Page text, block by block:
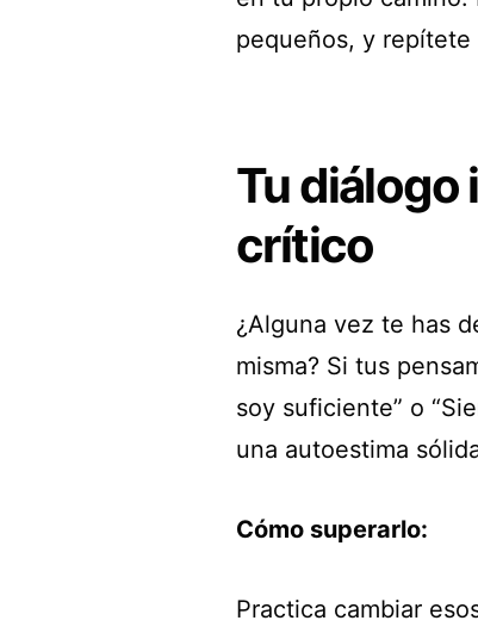
pequeños, y repítete
Tu diálogo
crítico
¿Alguna vez te has
misma? Si tus
soy suficiente” o
una autoestima
Cómo superarlo:
Practica cambiar